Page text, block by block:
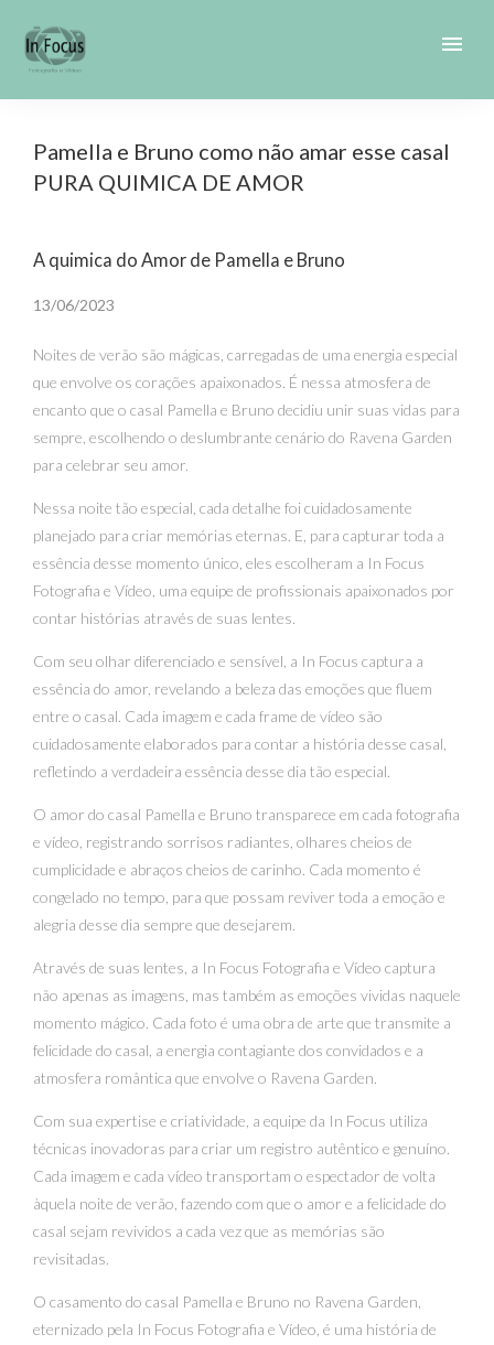
menu
Pamella e Bruno como não amar esse casal
PURA QUIMICA DE AMOR
A quimica do Amor de Pamella e Bruno
13/06/2023
Noites de verão são mágicas, carregadas de uma energia especial
que envolve os corações apaixonados. É nessa atmosfera de
encanto que o casal Pamella e Bruno decidiu unir suas vidas para
sempre, escolhendo o deslumbrante cenário do Ravena Garden
para celebrar seu amor.
Nessa noite tão especial, cada detalhe foi cuidadosamente
planejado para criar memórias eternas. E, para capturar toda a
essência desse momento único, eles escolheram a In Focus
Fotografia e Vídeo, uma equipe de profissionais apaixonados por
contar histórias através de suas lentes.
Com seu olhar diferenciado e sensível, a In Focus captura a
essência do amor, revelando a beleza das emoções que fluem
entre o casal. Cada imagem e cada frame de vídeo são
cuidadosamente elaborados para contar a história desse casal,
refletindo a verdadeira essência desse dia tão especial.
O amor do casal Pamella e Bruno transparece em cada fotografia
e vídeo, registrando sorrisos radiantes, olhares cheios de
cumplicidade e abraços cheios de carinho. Cada momento é
congelado no tempo, para que possam reviver toda a emoção e
alegria desse dia sempre que desejarem.
Através de suas lentes, a In Focus Fotografia e Vídeo captura
não apenas as imagens, mas também as emoções vividas naquele
momento mágico. Cada foto é uma obra de arte que transmite a
felicidade do casal, a energia contagiante dos convidados e a
atmosfera romântica que envolve o Ravena Garden.
Com sua expertise e criatividade, a equipe da In Focus utiliza
técnicas inovadoras para criar um registro autêntico e genuíno.
Cada imagem e cada vídeo transportam o espectador de volta
àquela noite de verão, fazendo com que o amor e a felicidade do
casal sejam revividos a cada vez que as memórias são
revisitadas.
O casamento do casal Pamella e Bruno no Ravena Garden,
eternizado pela In Focus Fotografia e Vídeo, é uma história de